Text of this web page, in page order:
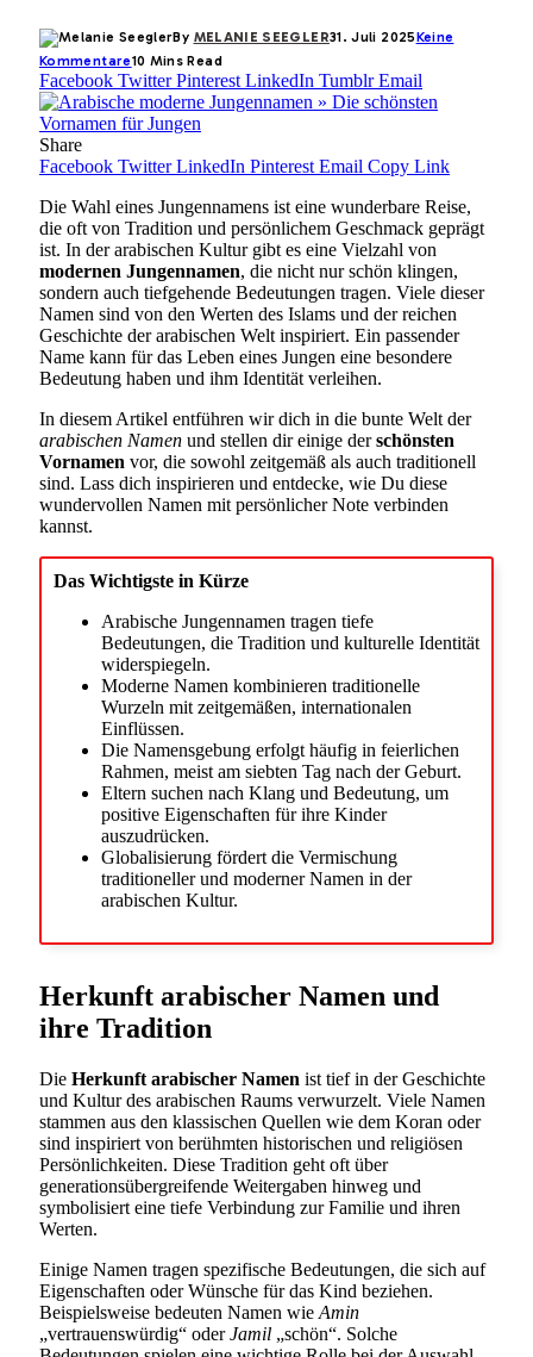
By MELANIE SEEGLER31. Juli 2025Keine
Kommentare10 Mins Read
Facebook Twitter Pinterest LinkedIn Tumblr Email
Share
Facebook Twitter LinkedIn Pinterest Email Copy Link
Die Wahl eines Jungennamens ist eine wunderbare Reise,
die oft von Tradition und persönlichem Geschmack geprägt
ist. In der arabischen Kultur gibt es eine Vielzahl von
modernen Jungennamen, die nicht nur schön klingen,
sondern auch tiefgehende Bedeutungen tragen. Viele dieser
Namen sind von den Werten des Islams und der reichen
Geschichte der arabischen Welt inspiriert. Ein passender
Name kann für das Leben eines Jungen eine besondere
Bedeutung haben und ihm Identität verleihen.
In diesem Artikel entführen wir dich in die bunte Welt der
arabischen Namen und stellen dir einige derschönsten
Vornamen vor, die sowohl zeitgemäß als auch traditionell
sind. Lass dich inspirieren und entdecke, wie Du diese
wundervollen Namen mit persönlicher Note verbinden
kannst.
Das Wichtigste in Kürze
Arabische Jungennamen tragen tiefe
Bedeutungen, die Tradition und kulturelle Identität
widerspiegeln.
Moderne Namen kombinieren traditionelle
Wurzeln mit zeitgemäßen, internationalen
Einflüssen.
Die Namensgebung erfolgt häufig in feierlichen
Rahmen, meist am siebten Tag nach der Geburt.
Eltern suchen nach Klang und Bedeutung, um
positive Eigenschaften für ihre Kinder
auszudrücken.
Globalisierung fördert die Vermischung
traditioneller und moderner Namen in der
arabischen Kultur.
Herkunft arabischer Namen und
ihre Tradition
Die Herkunft arabischer Namen ist tief in der Geschichte
und Kultur des arabischen Raums verwurzelt. Viele Namen
stammen aus den klassischen Quellen wie dem Koran oder
sind inspiriert von berühmten historischen und religiösen
Persönlichkeiten. Diese Tradition geht oft über
generationsübergreifende Weitergaben hinweg und
symbolisiert eine tiefe Verbindung zur Familie und ihren
Werten.
Einige Namen tragen spezifische Bedeutungen, die sich auf
Eigenschaften oder Wünsche für das Kind beziehen.
Beispielsweise bedeuten Namen wie Amin
„vertrauenswürdig“ oderJamil „schön“. Solche